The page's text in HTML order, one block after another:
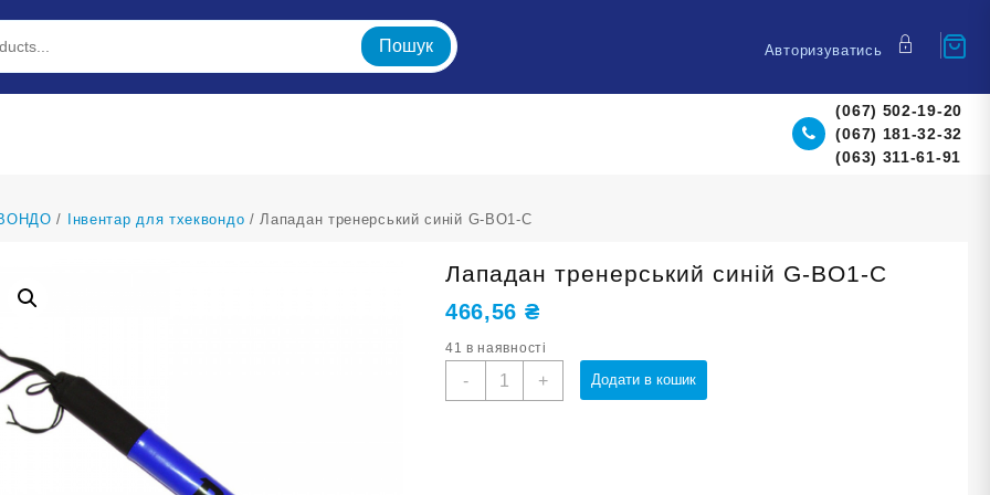
Пошук Авторизуватись
(067) 502-19-20
(067) 181-32-32
(063) 311-61-91
/ Інвентар для тхеквондо / Лападан тренерський синій G-BO1-С
Лападан тренерський синій G-BO1-С
466,56 ₴
41 в наявності
-
Лападан+ Додати в кошик